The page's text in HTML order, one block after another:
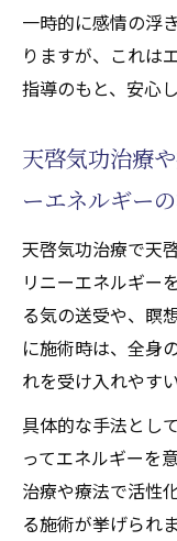
一時的に感情の浮
りますが、これは
指導のもと、安心
天啓気功治療
ーエネルギー
天啓気功治療で天
リニーエネルギー
る気の送受や、瞑
に施術時は、全身
れを受け入れやす
具体的な手法とし
ってエネルギーを
治療や療法で活性
る施術が挙げられ